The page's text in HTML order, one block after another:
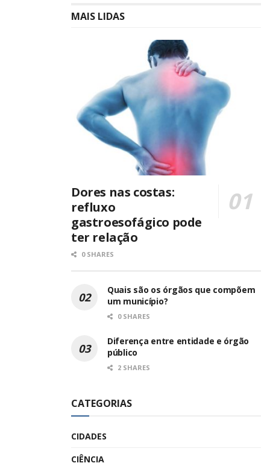
MAIS LIDAS
Dores nas costas:
refluxo
gastroesofágico pode
ter relação
0 SHARES
Quais são os órgãos que compõem
um município?
0 SHARES
Diferença entre entidade e órgão
público
2 SHARES
CATEGORIAS
CIDADES
CIÊNCIA